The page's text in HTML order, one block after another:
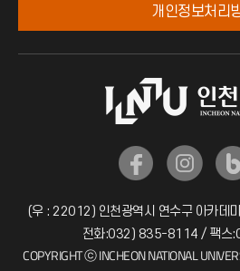
개인정보처리
(우 : 22012) 인천광역시 연수구 아카데
전화:032) 835-8114 / 팩
COPYRIGHT ⓒ INCHEON NATIONAL